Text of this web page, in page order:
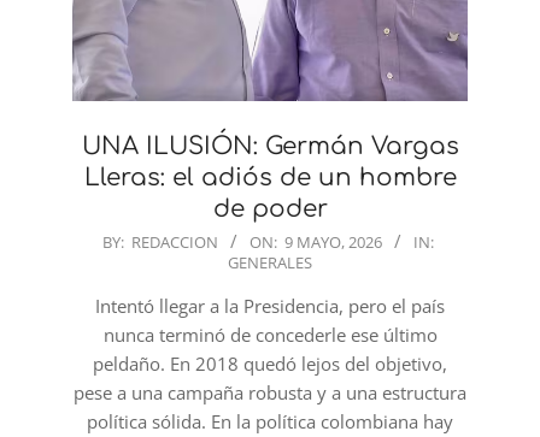
UNA ILUSIÓN: Germán Vargas
Lleras: el adiós de un hombre
de poder
2026-
BY: REDACCION ON: 9 MAYO, 2026
IN:
GENERALES
Intentó llegar a la Presidencia, pero el país
nunca terminó de concederle ese último
peldaño. En 2018 quedó lejos del objetivo,
pese a una campaña robusta y a una estructura
política sólida. En la política colombiana hay